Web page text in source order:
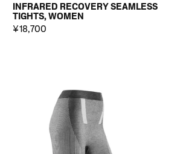
INFRARED RECOVERY SEAMLESS
TIGHTS, WOMEN
¥18,700